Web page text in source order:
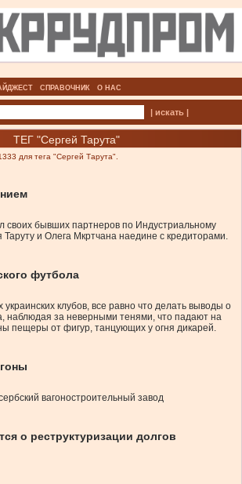
СПРАВОЧНИК О НАС
| искать |
ТЕГ "Сергей Тарута"
для тега "Сергей Тарута".
своих бывших партнеров по Индустриальному
и Олега Мкртчана наедине с кредиторами.
футбола
клубов, все равно что делать выводы о
наблюдая за неверными тенями, что падают на
пещеры от фигур, танцующих у огня дикарей.
вагоностроительный завод
о реструктуризации долгов